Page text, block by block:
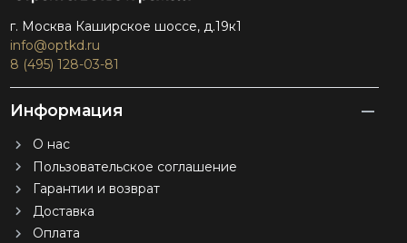
г. Москва Каширское шоссе, д.19к1
info@optkd.ru
8 (495) 128-03-81
Информация
О нас
Пользовательское соглашение
Гарантии и возврат
Доставка
Оплата